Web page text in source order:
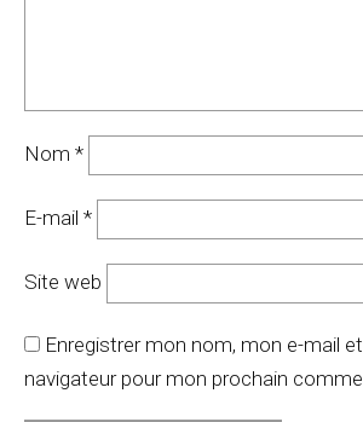
Nom *
E-mail *
Site web
Enregistrer mon nom, mon e-mail
navigateur pour mon prochain